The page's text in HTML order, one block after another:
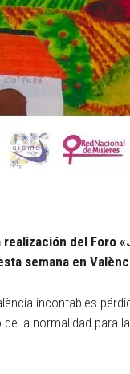
realización del Foro
semana en
incontables
la normalidad para